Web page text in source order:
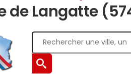
de Langatte